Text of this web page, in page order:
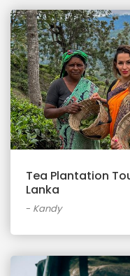
Tea Plantation
Lanka
- Kandy